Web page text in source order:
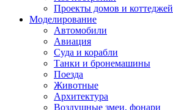
Проекты домов и коттеджей
Моделирование
Автомобили
Авиация
Суда и корабли
Танки и бронемашины
Поезда
Животные
Архитектура
Воздушные змеи, фонари